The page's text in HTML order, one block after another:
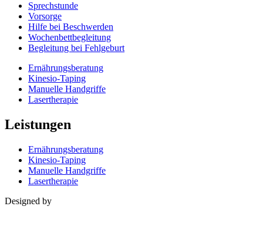
Sprechstunde
Vorsorge
Hilfe bei Beschwerden
Wochenbettbegleitung
Begleitung bei Fehlgeburt
Ernährungsberatung
Kinesio-Taping
Manuelle Handgriffe
Lasertherapie
Leistungen
Ernährungsberatung
Kinesio-Taping
Manuelle Handgriffe
Lasertherapie
Designed by